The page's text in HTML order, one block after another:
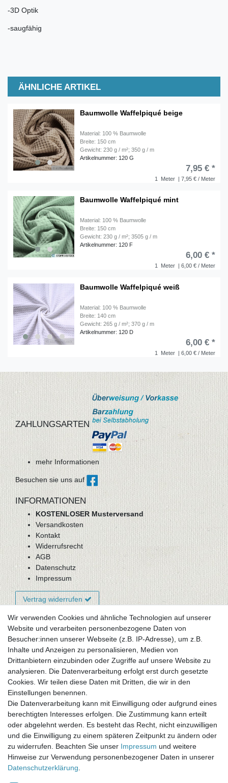
-3D Optik
-saugfähig
ÄHNLICHE ARTIKEL
Baumwolle Waffelpiqué beige
Material: 100 % Baumwolle
Breite: 150 cm
Gewicht: 230 g / m²; 350 g / m
Artikelnummer: 120 G
1 Meter | 7,95 € / Meter
7,95 € *
Baumwolle Waffelpiqué mint
Material: 100 % Baumwolle
Breite: 150 cm
Gewicht: 230 g / m²; 3505 g / m
Artikelnummer: 120 F
1 Meter | 6,00 € / Meter
6,00 € *
Baumwolle Waffelpiqué weiß
Material: 100 % Baumwolle
Breite: 140 cm
Gewicht: 265 g / m²; 370 g / m
Artikelnummer: 120 D
1 Meter | 6,00 € / Meter
6,00 € *
ZAHLUNGSARTEN
mehr Informationen
Besuchen sie uns auf
INFORMATIONEN
KOSTENLOSER Musterversand
Versandkosten
Kontakt
Widerrufsrecht
AGB
Datenschutz
Impressum
Vertrag widerrufen
Newsletter-Anmeldung
FAQ / Fragen
Mein Warenkorb
Mein Merkzettel
Mein Konto
UNSER LADENGESCHÄFT
Gottlieb-Daimler-Str. 10
33334 Gütersloh
ÖFFNUNGSZEITEN
Montag - Dienstag: 8.00 - 18.00 Uhr, Mittwoch Ruhetag,
Donnerstag: 8.00 - 18.00 Uhr, Freitag 8.00 - 14.00 Uhr
Wir verwenden Cookies und ähnliche Technologien auf unserer
Website und verarbeiten personenbezogene Daten von
Besucher:innen unserer Webseite (z.B. IP-Adresse), um z.B.
Inhalte und Anzeigen zu personalisieren, Medien von
Drittanbietern einzubinden oder Zugriffe auf unsere Website zu
analysieren. Die Datenverarbeitung erfolgt erst durch gesetzte
Cookies. Wir teilen diese Daten mit Dritten, die wir in den
Einstellungen benennen.
Die Datenverarbeitung kann mit Einwilligung oder aufgrund eines
berechtigten Interesses erfolgen. Die Zustimmung kann erteilt
oder abgelehnt werden. Es besteht das Recht, nicht einzuwilligen
und die Einwilligung zu einem späteren Zeitpunkt zu ändern oder
zu widerrufen. Beachten Sie unser Impressum und weitere
Hinweise zur Verwendung personenbezogener Daten in unserer
Daten­schutz­erklärung